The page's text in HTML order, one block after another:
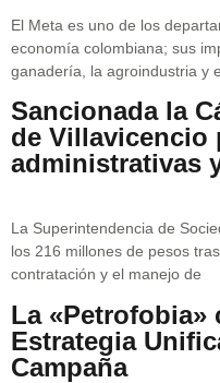
El Meta es uno de los
economía colombiana; sus
ganadería, la agroindustria y
Sancionada la
de Villavicencio
administrativas
La Superintendencia de
los 216 millones de pesos
contratación y el manejo de
La «Petrofobia»
Estrategia
Campaña